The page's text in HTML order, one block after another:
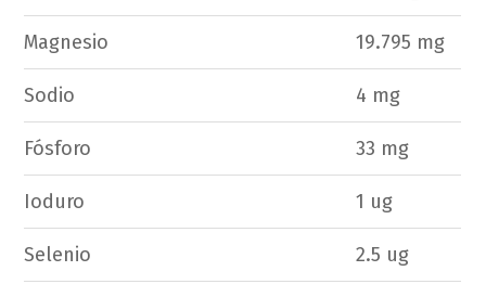
Magnesio 19.795 mg
Sodio 4 mg
Fósforo 33 mg
Ioduro 1 ug
Selenio 2.5 ug